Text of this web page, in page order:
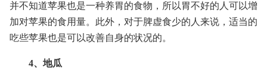
并不知道苹果也是一种养胃的食物，所以胃不好的人可以增
加对苹果的食用量。此外，对于脾虚食少的人来说，适当的
吃些苹果也是可以改善自身的状况的。
4、地瓜